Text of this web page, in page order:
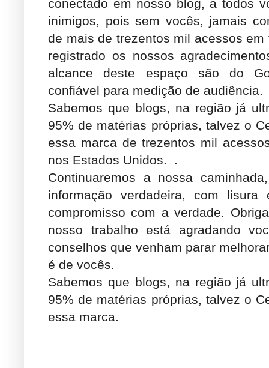
conectado em nosso blog, a todos
inimigos, pois sem vocês, jamais
de mais de trezentos mil acessos
registrado os nossos
alcance deste espaço são do
confiável para medição de audiência.
Sabemos que blogs, na região já
95% de matérias próprias, talvez o
essa marca de trezentos mil
nos Estados Unidos. .
Continuaremos a nossa
informação verdadeira, com
compromisso com a verdade.
nosso trabalho está agradando
conselhos que venham parar
é de vocês.
Sabemos que blogs, na região já
95% de matérias próprias, talvez o
essa marca.